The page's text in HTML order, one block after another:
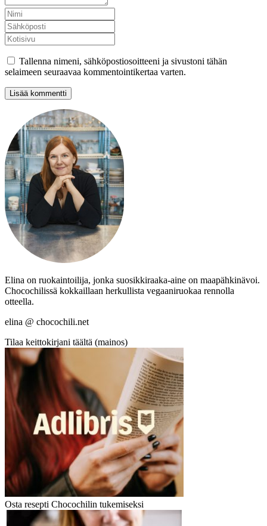
Tallenna nimeni, sähköpostiosoitteeni ja sivustoni tähän
selaimeen seuraavaa kommentointikertaa varten.
Elina on ruokaintoilija, jonka suosikkiraaka-aine on maapähkinävoi.
Chocochilissä kokkaillaan herkullista vegaaniruokaa rennolla
otteella.
elina @ chocochili.net
Tilaa keittokirjani täältä (mainos)
Osta resepti Chocochilin tukemiseksi